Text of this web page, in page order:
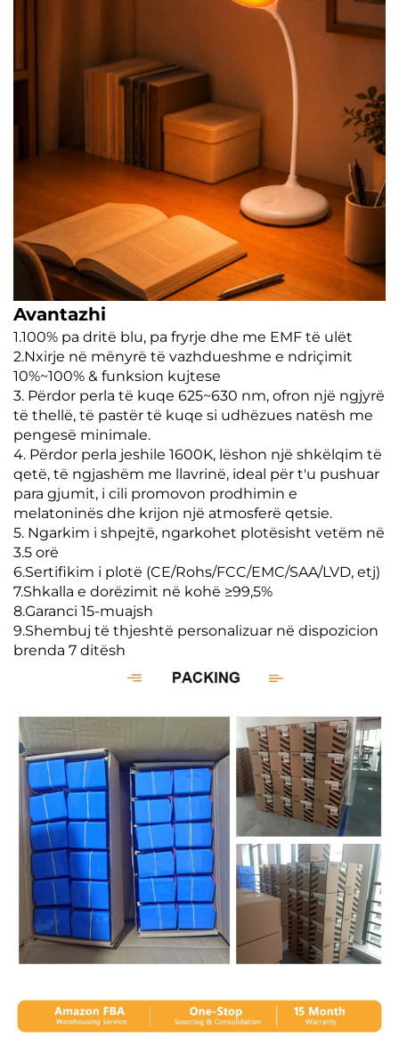
Avantazhi
1.100% pa dritë blu, pa fryrje dhe me EMF të ulët
2.Nxirje në mënyrë të vazhdueshme e ndriçimit
10%~100% & funksion kujtese
3. Përdor perla të kuqe 625~630 nm, ofron një ngjyrë
të thellë, të pastër të kuqe si udhëzues natësh me
pengesë minimale.
4. Përdor perla jeshile 1600K, lëshon një shkëlqim të
qetë, të ngjashëm me llavrinë, ideal për t'u pushuar
para gjumit, i cili promovon prodhimin e
melatoninës dhe krijon një atmosferë qetsie.
5. Ngarkim i shpejtë, ngarkohet plotësisht vetëm në
3.5 orë
6.Sertifikim i plotë (CE/Rohs/FCC/EMC/SAA/LVD, etj)
7.Shkalla e dorëzimit në kohë ≥99,5%
8.Garanci 15-muajsh
9.Shembuj të thjeshtë personalizuar në dispozicion
brenda 7 ditësh